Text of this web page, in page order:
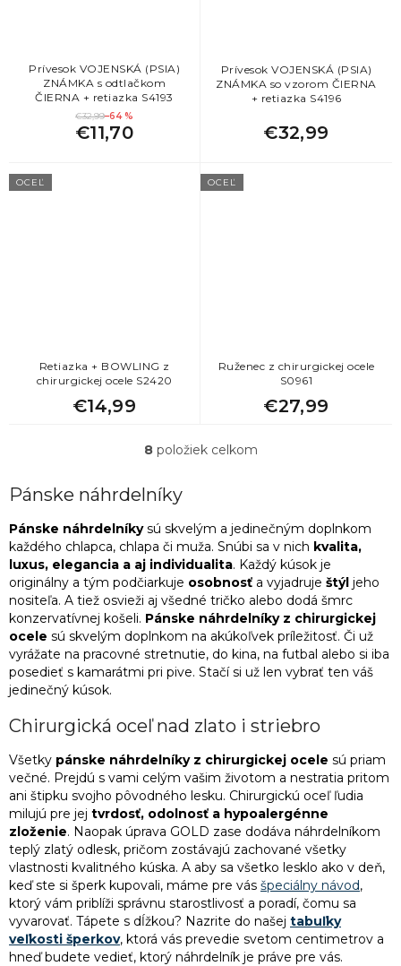
Najlepší darček pre kamarátku 5
Darček pre kolegyňu
Darček k 45. narodeninám pre ženu
Vianočné darčeky pre kolegyne 5
Originálne darčeky pre ženy
Darček k 35. narodeninám pre ženu 5
Darčeky pre družičky
Lacný darček pre kamarátku 5
Darček k odchodu na materskú 5
Darček pre asistentku 5
Originálny darček pre priateľku 5
Darček pre priateľku k narodeninám 5
Darček pre priateľku 5
Prívesok VOJENSKÁ (PSIA)
ZNÁMKA s odtlačkom
ČIERNA + retiazka S4193
€32,99–64 %
€11,70
Prívesok VOJENSKÁ (PSIA)
ZNÁMKA so vzorom ČIERNA
+ retiazka S4196
€32,99
OCEĽ
Retiazka + BOWLING z
chirurgickej ocele S2420
€14,99
OCEĽ
Ruženec z chirurgickej ocele
S0961
€27,99
O
d
a
c
i
e
p
r
v
k
y
p
s
u
8položiek celkom
Pánske náhrdelníky
Pánske náhrdelníkysú skvelým a jedinečným doplnkom
každého chlapca, chlapa či muža. Snúbi sa v nich kvalita,
luxus, elegancia a aj individualita. Každý kúsok je
originálny a tým podčiarkuje osobnosť a vyjadruje štýl jeho
nositeľa. A tiež osvieži aj všedné tričko alebo dodá šmrc
konzervatívnej košeli. Pánske náhrdelníky z chirurgickej
ocele sú skvelým doplnkom na akúkoľvek príležitosť. Či už
vyrážate na pracovné stretnutie, do kina, na futbal alebo si iba
posedieť s kamarátmi pri pive. Stačí si už len vybrať ten váš
jedinečný kúsok.
Chirurgická oceľ nad zlato i striebro
Všetky pánske náhrdelníky z chirurgickej ocele sú priam
večné. Prejdú s vami celým vašim životom a nestratia pritom
ani štipku svojho pôvodného lesku. Chirurgickú oceľ ľudia
milujú pre jej tvrdosť, odolnosť a hypoalergénne
zloženie. Naopak úprava GOLD zase dodáva náhrdelníkom
teplý zlatý odlesk, pričom zostávajú zachované všetky
vlastnosti kvalitného kúska. A aby sa všetko lesklo ako v deň,
keď ste si šperk kupovali, máme pre vás špeciálny návod,
ktorý vám priblíži správnu starostlivosť a poradí, čomu sa
vyvarovať. Tápete s dĺžkou? Nazrite do našej tabuľky
veľkosti šperkov, ktorá vás prevedie svetom centimetrov a
hneď budete vedieť, ktorý náhrdelník je práve pre vás.